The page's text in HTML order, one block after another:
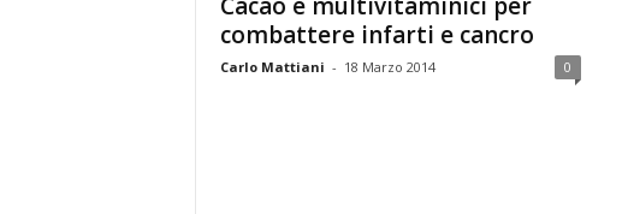
combattere infarti e cancro
Carlo Mattiani - 18 Marzo 2014 0